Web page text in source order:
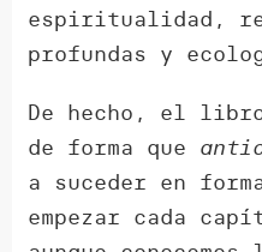
espiritualidad,
profundas y
De hecho, el
de forma que
a suceder en
empezar cada